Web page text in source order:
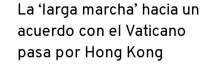
La ‘larga marcha’ hacia un
acuerdo con el Vaticano
pasa por Hong Kong